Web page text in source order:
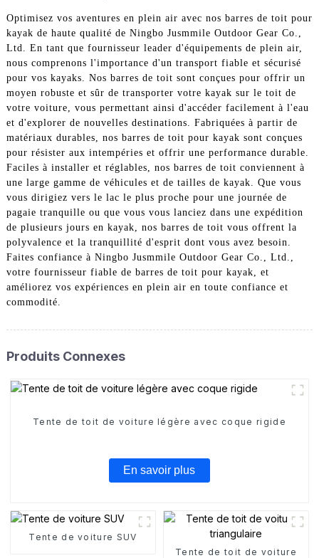
Optimisez vos aventures en plein air avec nos barres de toit pour
kayak de haute qualité de Ningbo Jusmmile Outdoor Gear Co.,
Ltd. En tant que fournisseur leader d'équipements de plein air,
nous comprenons l'importance d'un transport fiable et sécurisé
pour vos kayaks. Nos barres de toit sont conçues pour offrir un
moyen robuste et sûr de transporter votre kayak sur le toit de
votre voiture, vous permettant ainsi d'accéder facilement à l'eau
et d'explorer de nouvelles destinations. Fabriquées à partir de
matériaux durables, nos barres de toit pour kayak sont conçues
pour résister aux intempéries et offrir une performance durable.
Faciles à installer et réglables, nos barres de toit conviennent à
une large gamme de véhicules et de tailles de kayak. Que vous
vous dirigiez vers le lac le plus proche pour une journée de
pagaie tranquille ou que vous vous lanciez dans une expédition
de plusieurs jours en kayak, nos barres de toit vous offrent la
polyvalence et la tranquillité d'esprit dont vous avez besoin.
Faites confiance à Ningbo Jusmmile Outdoor Gear Co., Ltd.,
votre fournisseur fiable de barres de toit pour kayak, et
améliorez vos expériences en plein air en toute confiance et
commodité.
Produits Connexes
Tente de toit de voiture légère avec coque rigide
En savoir plus
Tente de voiture SUV
Tente de toit de voiture